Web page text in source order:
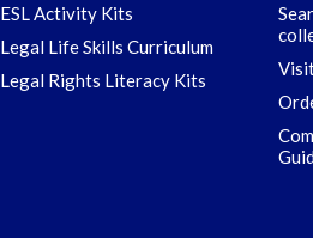
ESL Activity Kits
Legal Life Skills Curriculum
Legal Rights Literacy Kits